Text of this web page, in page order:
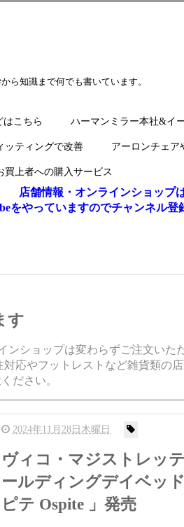
ら知識まで何でも書いています。
はこちら ハーマンミラー本社&イ
ッティングで改善 アーロンチェア
買上者への購入サービス
店舗情報・オンラインショップ
をやっていますのでチャンネル登
す
ンショップは変わらずご注文いた
対応やフットレストなど雑貨類の
ださい。
2024年11月28日木曜日
ヴィコ・マジストレッ
ールディングデイベッ
ピテ Ospite 」発売